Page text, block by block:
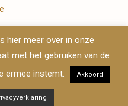
hier meer over in onze
met het gebruiken van de
ermee instemt.
Akkoord